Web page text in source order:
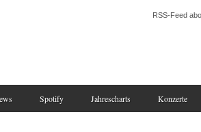
RSS-Feed
Spotify Jahrescharts Konzerte